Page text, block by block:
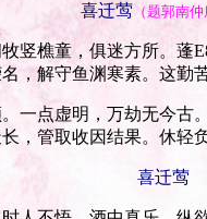
喜迁莺 （题郭南
竖樵童，俱迷方所。蓬
，解守鱼渊寒素。这勤
一点虚明，万劫无今古
，管取收因结果。休轻
喜迁莺